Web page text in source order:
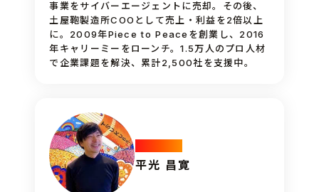
事業をサイバーエージェントに売却。その後、
土屋鞄製造所COOとして売上・利益を2倍以上
に。2009年Piece to Peaceを創業し、2016
年キャリーミーをローンチ。1.5万人のプロ人材
で企業課題を解決、累計2,500社を支援中。
平光 昌寛